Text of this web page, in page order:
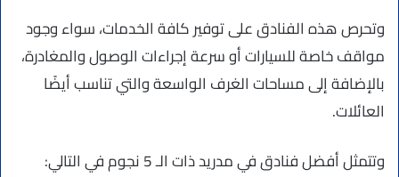
وتحرص هذه الفنادق على توفير كافة الخدمات، سواء وجود
مواقف خاصة للسيارات أو سرعة إجراءات الوصول والمغادرة،
بالإضافة إلى مساحات الغرف الواسعة والتي تناسب أيضًا
العائلات.
وتتمثل أفضل فنادق في مدريد ذات الـ 5 نجوم في التالي: